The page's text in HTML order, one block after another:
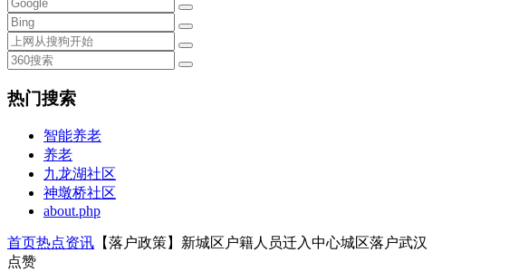
热门搜索
智能养老
养老
九龙湖社区
神墩桥社区
about.php
首页热点资讯 【落户政策】新城区户籍人员迁入中心城区落户武汉
点赞